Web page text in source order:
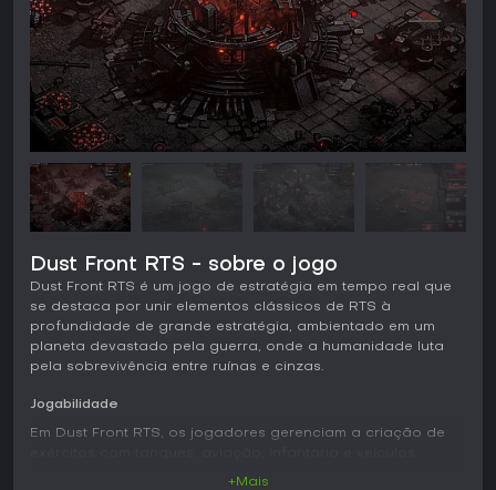
Dust Front RTS - sobre o jogo
Dust Front RTS é um jogo de estratégia em tempo real que
se destaca por unir elementos clássicos de RTS à
profundidade de grande estratégia, ambientado em um
planeta devastado pela guerra, onde a humanidade luta
pela sobrevivência entre ruínas e cinzas.
Jogabilidade
Em Dust Front RTS, os jogadores gerenciam a criação de
+Mais